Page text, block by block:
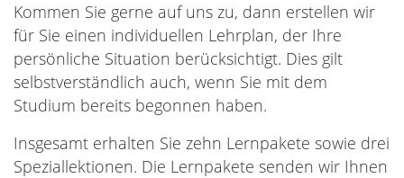
Kommen Sie gerne auf uns zu, dann erstellen wir
für Sie einen individuellen Lehrplan, der Ihre
persönliche Situation berücksichtigt. Dies gilt
selbstverständlich auch, wenn Sie mit dem
Studium bereits begonnen haben.
Insgesamt erhalten Sie zehn Lernpakete sowie drei
Speziallektionen. Die Lernpakete senden wir Ihnen